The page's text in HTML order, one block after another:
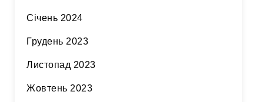
Січень 2024
Грудень 2023
Листопад 2023
Жовтень 2023